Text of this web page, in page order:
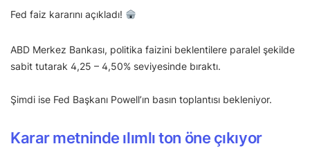
Fed faiz kararını açıkladı!
ABD Merkez Bankası, politika faizini beklentilere paralel şekilde
sabit tutarak 4,25 – 4,50% seviyesinde bıraktı.
Şimdi ise Fed Başkanı Powell’ın basın toplantısı bekleniyor.
Karar metninde ılımlı ton öne çıkıyor